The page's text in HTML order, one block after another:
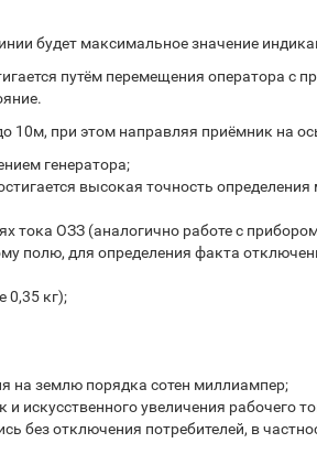
будет максимальное значение
путём перемещения оператора с
10м, при этом направляя приёмник на
генератора;
высокая точность
ОЗЗ (аналогично работе с
полю, для определения факта
0,35 кг);
на землю порядка сотен миллиампер;
искусственного увеличения рабочего
без отключения потребителей, в